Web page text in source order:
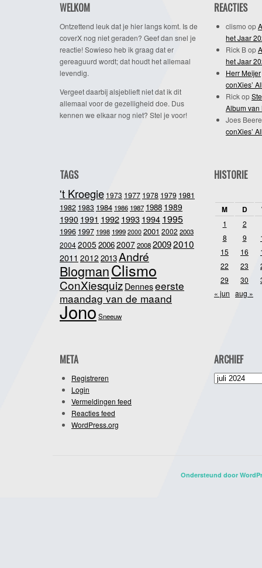
WELKOM
Ontzettend leuk dat je hier langs komt. Is de
coverX nog niet geraden? Geef dan snel je
reactie! Sowieso heb ik graag dat er
gereaguurd wordt; dat houdt het allemaal
levendig.
Vergeet daarbij alsjeblieft niet dat ik dit
allemaal voor de gezelligheid doe. Dus
kennen we elkaar nog niet? Stel je voor!
REACTIES
clismo op
het Jaar
Rick Bop
het Jaar
Herr Meijer
conXies’
Rickop
Album van
Joes
conXies’
TAGS
't Kroegie 1973 1977 1978 1979 1981
1982 1983 1984 1986 1987 1988 1989
1990 1991 19921993 1994 1995
1996 1997 1998 1999 2000 2001 2002 2003
20042005 20062007200820092010
2011 2012 2013André
BlogmanClismo
ConXiesquiz Denneseerste
maandag van de maand
JonoSneeuw
HISTORIE
M D
1
2
8
9
15
16
22
23
29
30
« jun aug »
META
Registreren
Login
Vermeldingen feed
Reacties feed
WordPress.org
ARCHIEF
Archief
Ondersteund door